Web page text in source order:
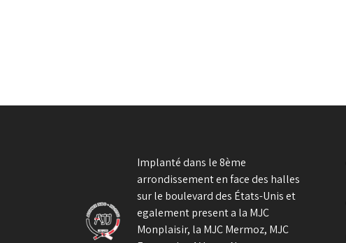
Implanté dans le 8ème
arrondissement en face des halles
sur le boulevard des États-Unis et
egalement present a la MJC
Monplaisir, la MJC Mermoz, MJC